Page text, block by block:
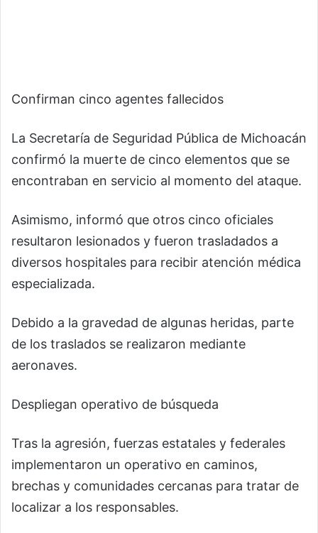
Confirman cinco agentes fallecidos
La Secretaría de Seguridad Pública de Michoacán
confirmó la muerte de cinco elementos que se
encontraban en servicio al momento del ataque.
Asimismo, informó que otros cinco oficiales
resultaron lesionados y fueron trasladados a
diversos hospitales para recibir atención médica
especializada.
Debido a la gravedad de algunas heridas, parte
de los traslados se realizaron mediante
aeronaves.
Despliegan operativo de búsqueda
Tras la agresión, fuerzas estatales y federales
implementaron un operativo en caminos,
brechas y comunidades cercanas para tratar de
localizar a los responsables.